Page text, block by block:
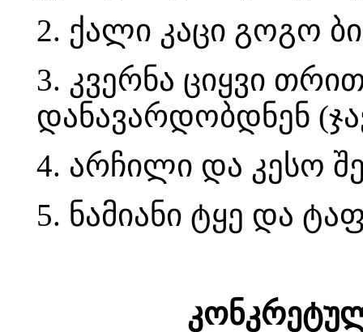
2. ქალი კაცი გოგო
3. კვერნა ციყვი
დანავარდობდნენ
4. არჩილი და კესო
5. ნამიანი ტყე და